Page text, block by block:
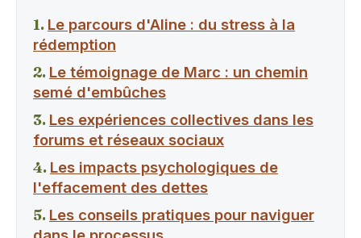
Le parcours d'Aline : du stress à la
rédemption
Le témoignage de Marc : un chemin
semé d'embûches
Les expériences collectives dans les
forums et réseaux sociaux
Les impacts psychologiques de
l'effacement des dettes
Les conseils pratiques pour naviguer